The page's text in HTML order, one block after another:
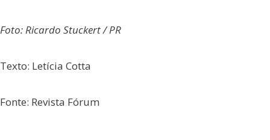
Foto: Ricardo Stuckert / PR
Texto: Letícia Cotta
Fonte: Revista Fórum